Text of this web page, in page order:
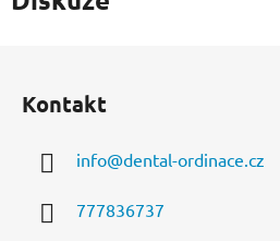
Kontakt
info@dental-ordinace.cz
777836737